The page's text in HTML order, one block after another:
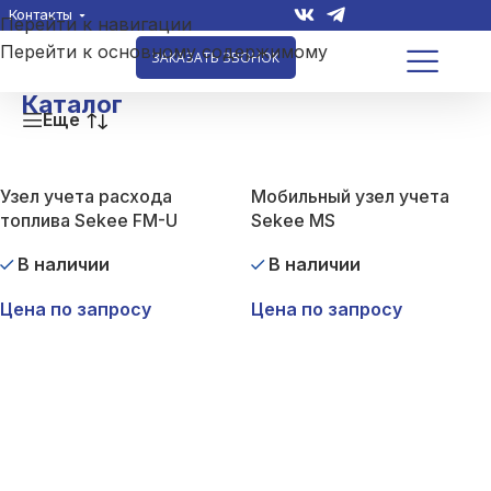
Перейти к навигации
Перейти к основному содержимому
Контакты
ЗАКАЗАТЬ ЗВОНОК
Каталог
Еще
Узел учета расхода
топлива Sekee FM-U
В наличии
Цена по запросу
Мобильный узел учета
Sekee MS
В наличии
Цена по запросу